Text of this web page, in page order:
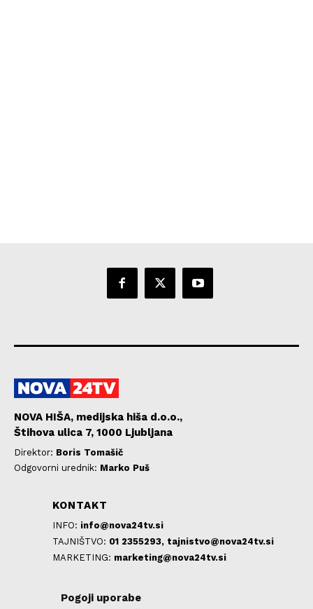
NOVA HIŠA, medijska hiša d.o.o.,
Štihova ulica 7, 1000 Ljubljana
Direktor: Boris Tomašič
Odgovorni urednik: Marko Puš
KONTAKT
INFO: info@nova24tv.si
TAJNIŠTVO: 01 2355293, tajnistvo@nova24tv.si
MARKETING: marketing@nova24tv.si
Pogoji uporabe